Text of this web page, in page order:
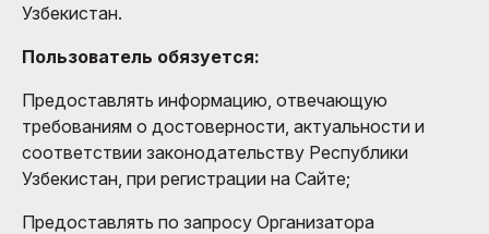
Узбекистан.
Пользователь обязуется:
Предоставлять информацию, отвечающую
требованиям о достоверности, актуальности и
соответствии законодательству Республики
Узбекистан, при регистрации на Сайте;
Предоставлять по запросу Организатора